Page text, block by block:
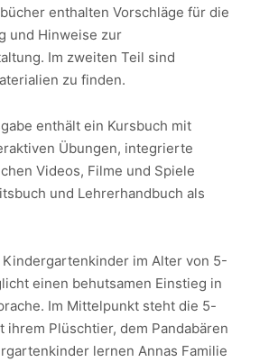
enthalten Vorschläge für die
und Hinweise zur
Im zweiten Teil sind
zu finden.
enthält ein Kursbuch mit
Übungen, integrierte
Videos, Filme und Spiele
und Lehrerhandbuch als
im Alter von 5-
einen behutsamen Einstieg in
Im Mittelpunkt steht die 5-
ihrem Plüschtier, dem Pandabären
lernen Annas Familie